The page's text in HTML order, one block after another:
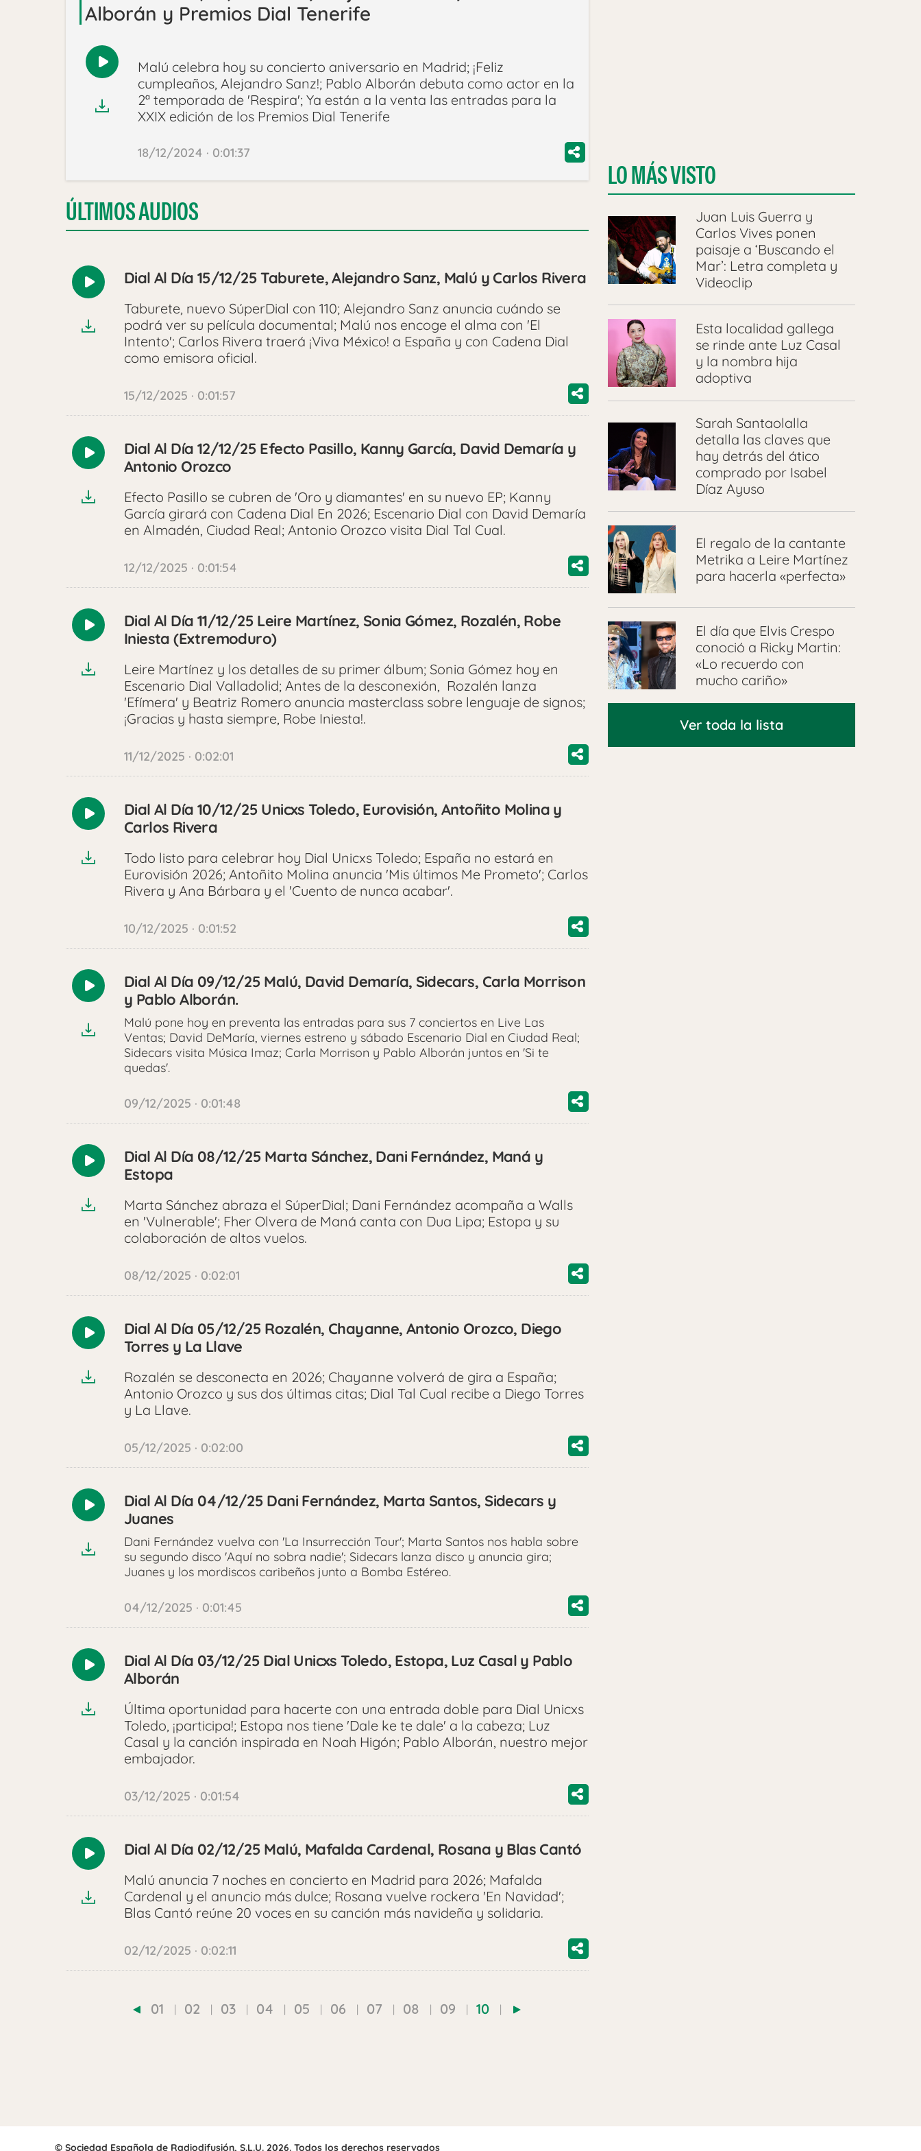
Alborán y Premios Dial Tenerife
ReproducirMalú celebra hoy su concierto aniversario en Madrid; ¡Feliz
cumpleaños, Alejandro Sanz!; Pablo Alborán debuta como actor en la
2ª temporada de 'Respira'; Ya están a la venta las entradas para la
XXIX edición de los Premios Dial Tenerife
18/12/2024 · 0:01:37
ÚLTIMOS AUDIOS
Reproducir
Dial Al Día 15/12/25 Taburete, Alejandro Sanz, Malú y Carlos Rivera
Taburete, nuevo SúperDial con 110; Alejandro Sanz anuncia cuándo se
podrá ver su película documental; Malú nos encoge el alma con 'El
Intento'; Carlos Rivera traerá ¡Viva México! a España y con Cadena Dial
como emisora oficial.
15/12/2025 · 0:01:57
Reproducir
Dial Al Día 12/12/25 Efecto Pasillo, Kanny García, David Demaría y
Antonio Orozco
Efecto Pasillo se cubren de 'Oro y diamantes' en su nuevo EP; Kanny
García girará con Cadena Dial En 2026; Escenario Dial con David Demaría
en Almadén, Ciudad Real; Antonio Orozco visita Dial Tal Cual.
12/12/2025 · 0:01:54
Reproducir
Dial Al Día 11/12/25 Leire Martínez, Sonia Gómez, Rozalén, Robe
Iniesta (Extremoduro)
Leire Martínez y los detalles de su primer álbum; Sonia Gómez hoy en
Escenario Dial Valladolid; Antes de la desconexión, Rozalén lanza
'Efímera' y Beatriz Romero anuncia masterclass sobre lenguaje de signos;
¡Gracias y hasta siempre, Robe Iniesta!.
11/12/2025 · 0:02:01
Reproducir
Dial Al Día 10/12/25 Unicxs Toledo, Eurovisión, Antoñito Molina y
Carlos Rivera
Todo listo para celebrar hoy Dial Unicxs Toledo; España no estará en
Eurovisión 2026; Antoñito Molina anuncia 'Mis últimos Me Prometo'; Carlos
Rivera y Ana Bárbara y el 'Cuento de nunca acabar'.
10/12/2025 · 0:01:52
Reproducir
Dial Al Día 09/12/25 Malú, David Demaría, Sidecars, Carla Morrison
y Pablo Alborán.
Malú pone hoy en preventa las entradas para sus 7 conciertos en Live Las
Ventas; David DeMaría, viernes estreno y sábado Escenario Dial en Ciudad Real;
Sidecars visita Música Imaz; Carla Morrison y Pablo Alborán juntos en 'Si te
quedas'.
09/12/2025 · 0:01:48
Reproducir
Dial Al Día 08/12/25 Marta Sánchez, Dani Fernández, Maná y
Estopa
Marta Sánchez abraza el SúperDial; Dani Fernández acompaña a Walls
en 'Vulnerable'; Fher Olvera de Maná canta con Dua Lipa; Estopa y su
colaboración de altos vuelos.
08/12/2025 · 0:02:01
Reproducir
Dial Al Día 05/12/25 Rozalén, Chayanne, Antonio Orozco, Diego
Torres y La Llave
Rozalén se desconecta en 2026; Chayanne volverá de gira a España;
Antonio Orozco y sus dos últimas citas; Dial Tal Cual recibe a Diego Torres
y La Llave.
05/12/2025 · 0:02:00
Reproducir
Dial Al Día 04/12/25 Dani Fernández, Marta Santos, Sidecars y
Juanes
Dani Fernández vuelva con 'La Insurrección Tour'; Marta Santos nos habla sobre
su segundo disco 'Aquí no sobra nadie'; Sidecars lanza disco y anuncia gira;
Juanes y los mordiscos caribeños junto a Bomba Estéreo.
04/12/2025 · 0:01:45
Reproducir
Dial Al Día 03/12/25 Dial Unicxs Toledo, Estopa, Luz Casal y Pablo
Alborán
Última oportunidad para hacerte con una entrada doble para Dial Unicxs
Toledo, ¡participa!; Estopa nos tiene 'Dale ke te dale' a la cabeza; Luz
Casal y la canción inspirada en Noah Higón; Pablo Alborán, nuestro mejor
embajador.
03/12/2025 · 0:01:54
Reproducir
Dial Al Día 02/12/25 Malú, Mafalda Cardenal, Rosana y Blas Cantó
Malú anuncia 7 noches en concierto en Madrid para 2026; Mafalda
Cardenal y el anuncio más dulce; Rosana vuelve rockera 'En Navidad';
Blas Cantó reúne 20 voces en su canción más navideña y solidaria.
02/12/2025 · 0:02:11
01 02 03 04 05 06 07 08 09 10
LO MÁS VISTO
Juan Luis Guerra y
Carlos Vives ponen
paisaje a ‘Buscando el
Mar’: Letra completa y
Videoclip
Esta localidad gallega
se rinde ante Luz Casal
y la nombra hija
adoptiva
Sarah Santaolalla
detalla las claves que
hay detrás del ático
comprado por Isabel
Díaz Ayuso
El regalo de la cantante
Metrika a Leire Martínez
para hacerla «perfecta»
El día que Elvis Crespo
conoció a Ricky Martin:
«Lo recuerdo con
mucho cariño»
Ver toda la lista
© Sociedad Española de Radiodifusión, S.L.U. 2026. Todos los derechos reservados